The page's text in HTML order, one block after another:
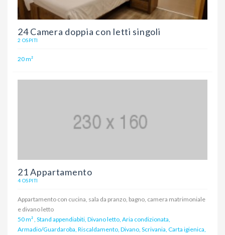
24 Camera doppia con letti singoli
2 OSPITI
20 m²
21 Appartamento
4 OSPITI
Appartamento con cucina, sala da pranzo, bagno, camera matrimoniale
e divano letto
50 m², Stand appendiabiti, Divano letto, Aria condizionata,
Armadio/Guardaroba, Riscaldamento, Divano, Scrivania, Carta igienica,